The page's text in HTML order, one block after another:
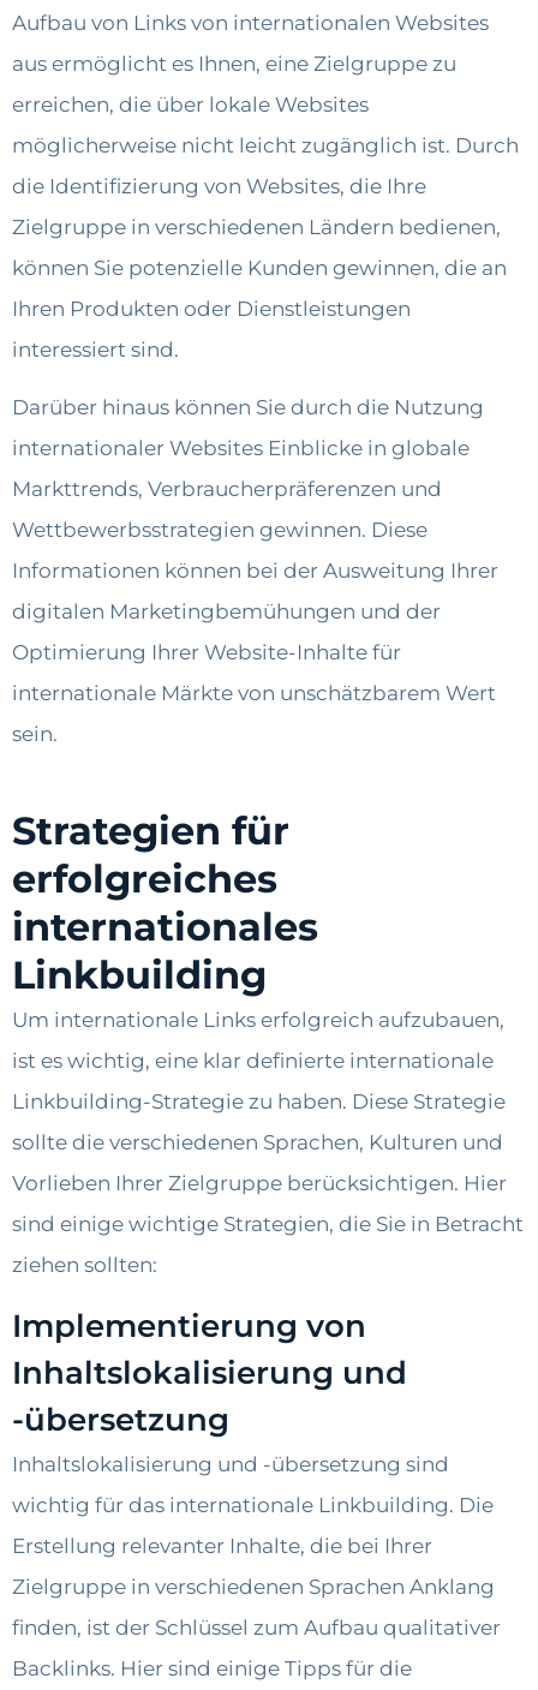
Aufbau von Links von internationalen Websites
aus ermöglicht es Ihnen, eine Zielgruppe zu
erreichen, die über lokale Websites
möglicherweise nicht leicht zugänglich ist. Durch
die Identifizierung von Websites, die Ihre
Zielgruppe in verschiedenen Ländern bedienen,
können Sie potenzielle Kunden gewinnen, die an
Ihren Produkten oder Dienstleistungen
interessiert sind.
Darüber hinaus können Sie durch die Nutzung
internationaler Websites Einblicke in globale
Markttrends, Verbraucherpräferenzen und
Wettbewerbsstrategien gewinnen. Diese
Informationen können bei der Ausweitung Ihrer
digitalen Marketingbemühungen und der
Optimierung Ihrer Website-Inhalte für
internationale Märkte von unschätzbarem Wert
sein.
Strategien für
erfolgreiches
internationales
Linkbuilding
Um internationale Links erfolgreich aufzubauen,
ist es wichtig, eine klar definierte internationale
Linkbuilding-Strategie zu haben. Diese Strategie
sollte die verschiedenen Sprachen, Kulturen und
Vorlieben Ihrer Zielgruppe berücksichtigen. Hier
sind einige wichtige Strategien, die Sie in Betracht
ziehen sollten:
Implementierung von
Inhaltslokalisierung und
-übersetzung
Inhaltslokalisierung und -übersetzung sind
wichtig für das internationale Linkbuilding. Die
Erstellung relevanter Inhalte, die bei Ihrer
Zielgruppe in verschiedenen Sprachen Anklang
finden, ist der Schlüssel zum Aufbau qualitativer
Backlinks. Hier sind einige Tipps für die